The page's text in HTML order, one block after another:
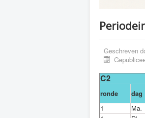
Geschreven
C2
ronde dag
1
Ma.